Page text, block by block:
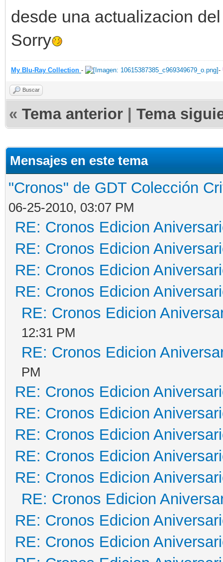
desde una actualizacion
Sorry
My Blu-Ray Collection - -
Buscar
« Tema anterior Tema
Mensajes en este tema
"Cronos" de GDT Colección
06-25-2010, 03:07 PM
RE: Cronos Edicion
RE: Cronos Edicion
RE: Cronos Edicion
RE: Cronos Edicion
RE: Cronos Edicion
12:31 PM
RE: Cronos Edicion
PM
RE: Cronos Edicion
RE: Cronos Edicion
RE: Cronos Edicion
RE: Cronos Edicion
RE: Cronos Edicion
RE: Cronos Edicion
RE: Cronos Edicion
RE: Cronos Edicion